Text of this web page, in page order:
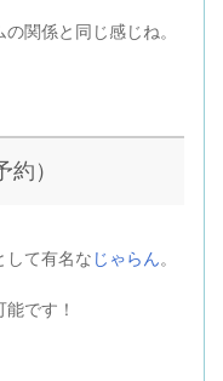
関係と同じ感じね。
）
して有名な じゃらん。
です！